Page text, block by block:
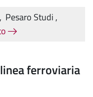
, Pesaro Studi ,
ferroviaria